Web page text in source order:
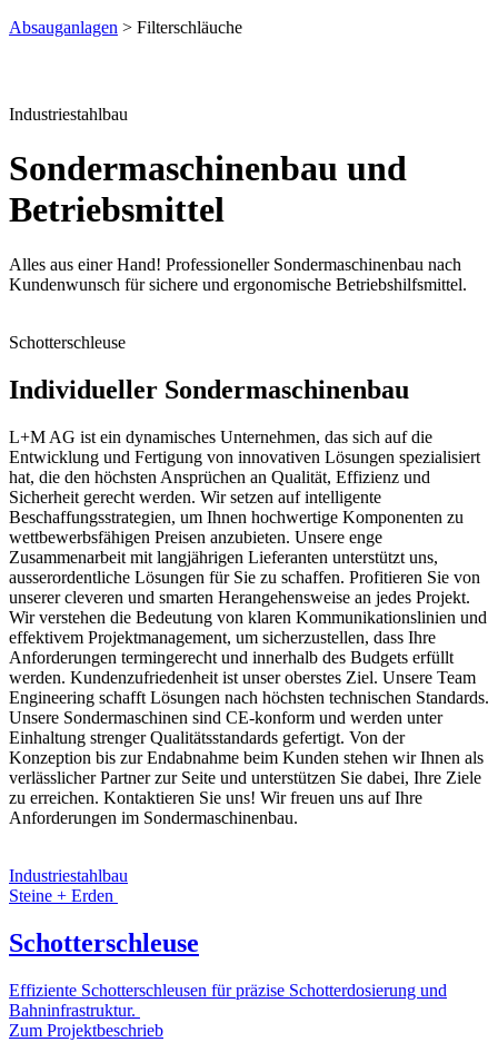
Absauganlagen > Filterschläuche
Industriestahlbau
Sondermaschinenbau und
Betriebsmittel
Alles aus einer Hand! Professioneller Sondermaschinenbau nach
Kundenwunsch für sichere und ergonomische Betriebshilfsmittel.
Schotterschleuse
Individueller Sondermaschinenbau
L+M AG ist ein dynamisches Unternehmen, das sich auf die
Entwicklung und Fertigung von innovativen Lösungen spezialisiert
hat, die den höchsten Ansprüchen an Qualität, Effizienz und
Sicherheit gerecht werden. Wir setzen auf intelligente
Beschaffungsstrategien, um Ihnen hochwertige Komponenten zu
wettbewerbsfähigen Preisen anzubieten. Unsere enge
Zusammenarbeit mit langjährigen Lieferanten unterstützt uns,
ausserordentliche Lösungen für Sie zu schaffen. Profitieren Sie von
unserer cleveren und smarten Herangehensweise an jedes Projekt.
Wir verstehen die Bedeutung von klaren Kommunikationslinien und
effektivem Projektmanagement, um sicherzustellen, dass Ihre
Anforderungen termingerecht und innerhalb des Budgets erfüllt
werden. Kundenzufriedenheit ist unser oberstes Ziel. Unsere Team
Engineering schafft Lösungen nach höchsten technischen Standards.
Unsere Sondermaschinen sind CE-konform und werden unter
Einhaltung strenger Qualitätsstandards gefertigt. Von der
Konzeption bis zur Endabnahme beim Kunden stehen wir Ihnen als
verlässlicher Partner zur Seite und unterstützen Sie dabei, Ihre Ziele
zu erreichen. Kontaktieren Sie uns! Wir freuen uns auf Ihre
Anforderungen im Sondermaschinenbau.
Industriestahlbau
Steine + Erden
Schotterschleuse
Effiziente Schotterschleusen für präzise Schotterdosierung und
Bahninfrastruktur.
Zum Projektbeschrieb